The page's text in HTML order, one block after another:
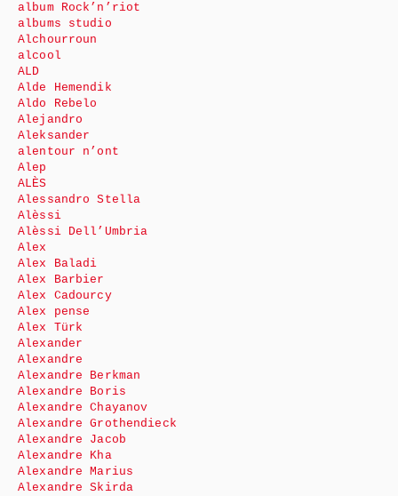
album Rock’n’riot
albums studio
Alchourroun
alcool
ALD
Alde Hemendik
Aldo Rebelo
Alejandro
Aleksander
alentour n’ont
Alep
ALÈS
Alessandro Stella
Alèssi
Alèssi Dell’Umbria
Alex
Alex Baladi
Alex Barbier
Alex Cadourcy
Alex pense
Alex Türk
Alexander
Alexandre
Alexandre Berkman
Alexandre Boris
Alexandre Chayanov
Alexandre Grothendieck
Alexandre Jacob
Alexandre Kha
Alexandre Marius
Alexandre Skirda